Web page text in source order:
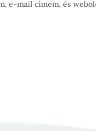
e-mail címem, és